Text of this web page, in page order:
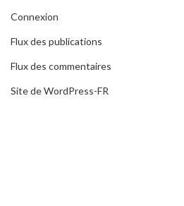
Connexion
Flux des publications
Flux des commentaires
Site de WordPress-FR